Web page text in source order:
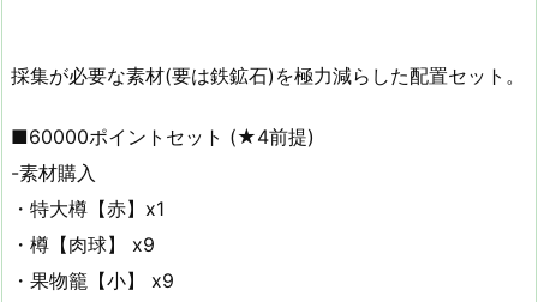
採集が必要な素材(要は鉄鉱石)を極力減らした配置セット。
■60000ポイントセット (★4前提)
-素材購入
・特大樽【赤】x1
・樽【肉球】 x9
・果物籠【小】 x9